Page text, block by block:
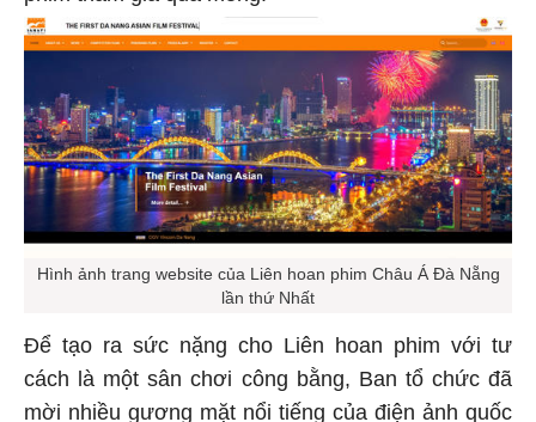
Hình ảnh trang website của Liên hoan phim Châu Á Đà Nẵng
lần thứ Nhất
Để tạo ra sức nặng cho Liên hoan phim với tư
cách là một sân chơi công bằng, Ban tổ chức đã
mời nhiều gương mặt nổi tiếng của điện ảnh quốc